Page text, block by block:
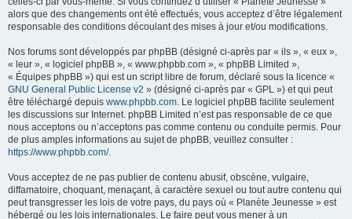
alors que des changements ont été effectués, vous acceptez d’être légalement
responsable des conditions découlant des mises à jour et/ou modifications.
Nos forums sont développés par phpBB (désigné ci-après par « ils », « eux »,
« leur », « logiciel phpBB », « www.phpbb.com », « phpBB Limited »,
« Équipes phpBB ») qui est un script libre de forum, déclaré sous la licence «
GNU General Public License v2 » (désigné ci-après par « GPL ») et qui peut
être téléchargé depuis www.phpbb.com. Le logiciel phpBB facilite seulement
les discussions sur Internet. phpBB Limited n’est pas responsable de ce que
nous acceptons ou n’acceptons pas comme contenu ou conduite permis. Pour
de plus amples informations au sujet de phpBB, veuillez consulter :
https://www.phpbb.com/.
Vous acceptez de ne pas publier de contenu abusif, obscène, vulgaire,
diffamatoire, choquant, menaçant, à caractère sexuel ou tout autre contenu qui
peut transgresser les lois de votre pays, du pays où « Planète Jeunesse » est
hébergé ou les lois internationales. Le faire peut vous mener à un